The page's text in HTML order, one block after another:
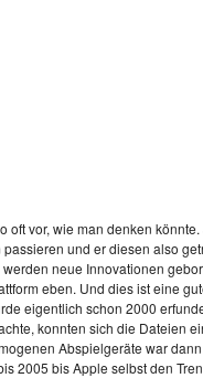
vor, wie man denken
und er diesen also
neue Innovationen
eben. Und dies ist eine
eigentlich schon 2000
konnten sich die Dateien
Abspielgeräte war
2005 bis Apple selbst den